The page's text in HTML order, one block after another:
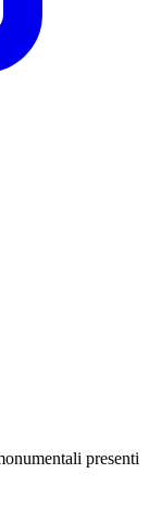
presenti